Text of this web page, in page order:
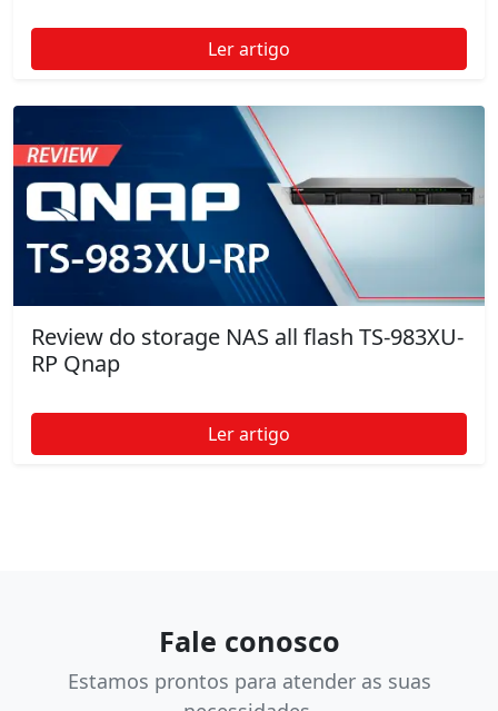
Ler artigo
Review do storage NAS all flash TS-983XU-
RP Qnap
Ler artigo
Fale conosco
Estamos prontos para atender as suas